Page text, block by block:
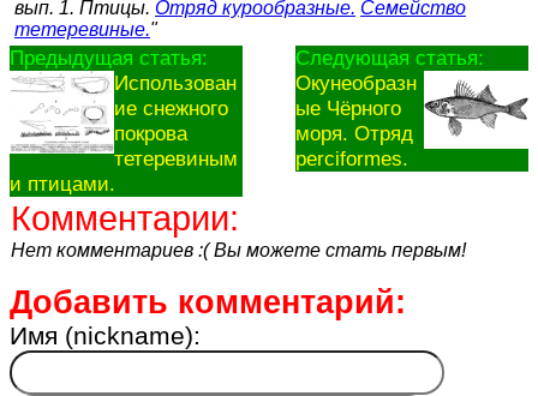
вып. 1. Птицы. Отряд курообразные. Семейство
тетеревиные."
Предыдущая статья:
Использован
ие снежного
покрова
тетеревиным
и птицами.
Следующая статья:
Окунеобразн
ые Чёрного
моря. Отряд
perciformes.
Комментарии:
Нет комментариев :( Вы можете стать первым!
Добавить комментарий:
Имя (nickname):